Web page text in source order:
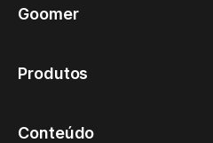
Goomer
Produtos
Conteúdo